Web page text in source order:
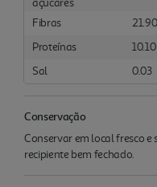
Fibras 21.90
Proteínas
10.10
Sal
0.03
Conservação
Conservar em local fresco e
recipiente bem fechado.